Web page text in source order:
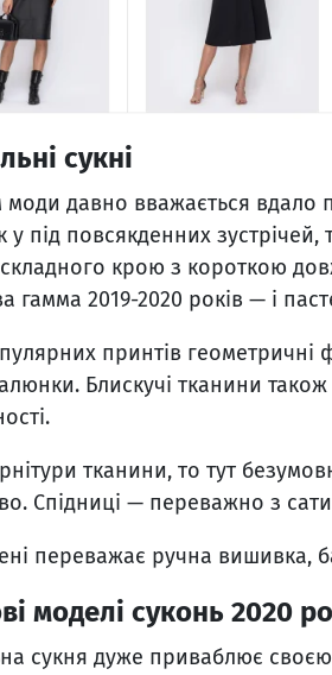
сукні
моди давно вважається вдало
у під повсякденних зустрічей,
крою з короткою
гамма 2019-2020 років — і
принтів геометричні
Блискучі тканини
тканини, то тут
Спідниці — переважно з
переважає ручна вишивка,
моделі суконь 2020
сукня дуже приваблює